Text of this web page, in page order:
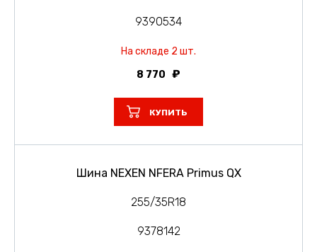
9390534
На складе 2 шт.
8 770
КУПИТЬ
Шина NEXEN NFERA Primus QX
255/35R18
9378142